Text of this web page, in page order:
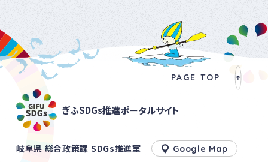
PAGE TOP
ぎふSDGs推進ポータルサイト
岐阜県 総合政策課 SDGs推進室 Google Map